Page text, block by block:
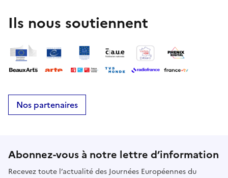
pour favoriser leur venue et leur installation
durable.Cette visite permettra, notamment, aux
non accessible au public.La visite se terminera dans
la prairie du cimetière avec une initiation à
quotidien !E-mailespacesverts@versailles.fr
Ils nous soutiennent
Nos partenaires
Abonnez-vous à notre lettre d’information
Recevez toute l’actualité des Journées Européennes du